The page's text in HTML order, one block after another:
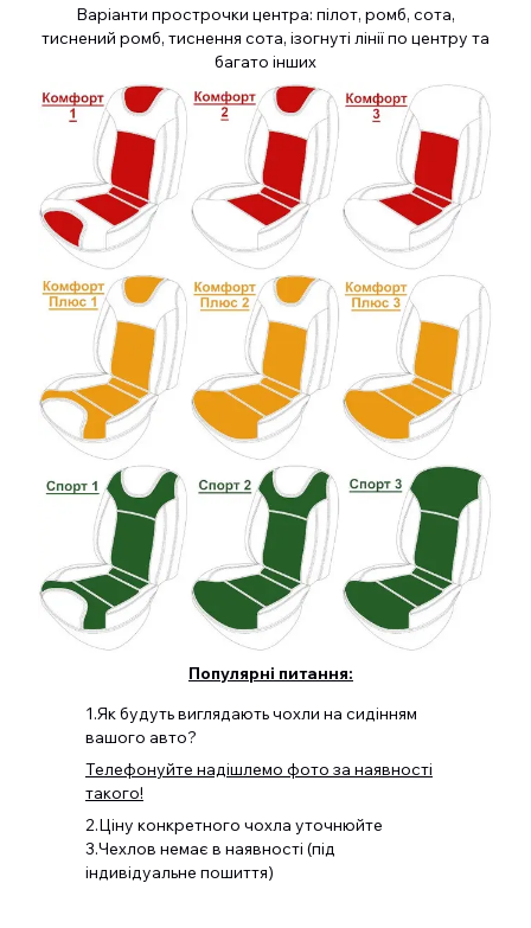
Варіанти прострочки центра: пілот, ромб, сота,
тиснений ромб, тиснення сота, ізогнуті лінії по центру та
багато інших
Популярні питання:
1.Як будуть виглядають чохли на сидінням
вашого авто?
Телефонуйте надішлемо фото за наявності
такого!
2.Ціну конкретного чохла уточнюйте
3.Чехлов немає в наявності (під
індивідуальне пошиття)